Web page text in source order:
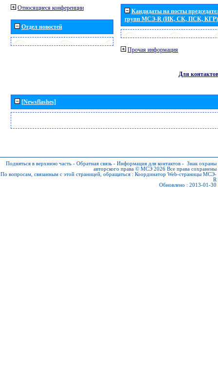
Относящиеся конференции
Отдел новостей
Кандидаты на посты
групп МСЭ-R (ИК, СК, ПСК, КГР)
Прочая информация
Для контактов
[Newsflashes]
Подняться в верхнюю часть - Обратная связь - Информация для контактов - Знак охраны
авторского права © МСЭ 2026 Все права сохранены
По вопросам, связанным с этой страницей, обращаться : Координатор Web-страницы МСЭ-
R
Обновлено : 2013-01-30